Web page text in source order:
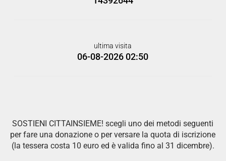
ultima visita
06-08-2026 02:50
SOSTIENI CITTAINSIEME! scegli uno dei metodi seguenti
per fare una donazione o per versare la quota di iscrizione
(la tessera costa 10 euro ed è valida fino al 31 dicembre).